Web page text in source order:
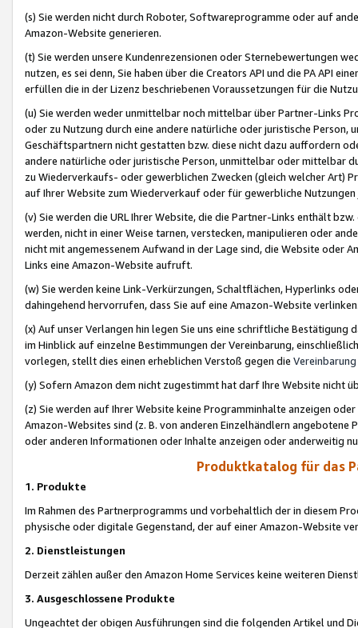
(s) Sie werden nicht durch Roboter, Softwareprogramme oder auf
Amazon-Website generieren.
(t) Sie werden unsere Kundenrezensionen oder Sternebewertungen
nutzen, es sei denn, Sie haben über die Creators API und die PA API
erfüllen die in der Lizenz beschriebenen Voraussetzungen für die
(u) Sie werden weder unmittelbar noch mittelbar über Partner-Links
oder zu Nutzung durch eine andere natürliche oder juristische
Geschäftspartnern nicht gestatten bzw. diese nicht dazu auffordern
andere natürliche oder juristische Person, unmittelbar oder mittelbar
zu Wiederverkaufs- oder gewerblichen Zwecken (gleich welcher Art)
auf Ihrer Website zum Wiederverkauf oder für gewerbliche
(v) Sie werden die URL Ihrer Website, die die Partner-Links enthält
werden, nicht in einer Weise tarnen, verstecken, manipulieren oder
nicht mit angemessenem Aufwand in der Lage sind, die Website oder
Links eine Amazon-Website aufruft.
(w) Sie werden keine Link-Verkürzungen, Schaltflächen, Hyperlinks
dahingehend hervorrufen, dass Sie auf eine Amazon-Website
(x) Auf unser Verlangen hin legen Sie uns eine schriftliche
im Hinblick auf einzelne Bestimmungen der Vereinbarung,
vorlegen, stellt dies einen erheblichen Verstoß gegen die Vereinbarung
(y) Sofern Amazon dem nicht zugestimmt hat darf Ihre Website nicht
(z) Sie werden auf Ihrer Website keine Programminhalte anzeigen
Amazon-Websites sind (z. B. von anderen Einzelhändlern
oder anderen Informationen oder Inhalte anzeigen oder anderweitig
Produktkatalog für das
1. Produkte
Im Rahmen des Partnerprogramms und vorbehaltlich der in diesem
physische oder digitale Gegenstand, der auf einer Amazon-Website
2. Dienstleistungen
Derzeit zählen außer den Amazon Home Services keine weiteren
3. Ausgeschlossene Produkte
Ungeachtet der obigen Ausführungen sind die folgenden Artikel und